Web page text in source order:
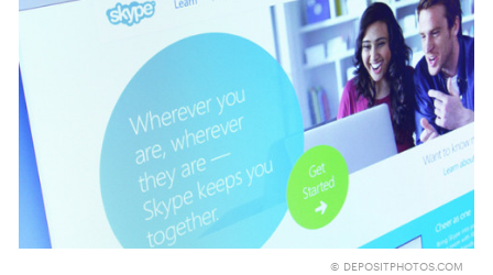
© DEPOSITPHOTOS.COM